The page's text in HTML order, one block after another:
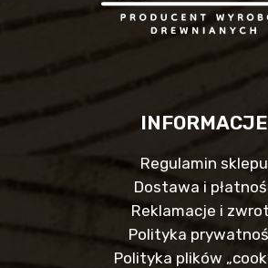
INFORMACJE
Regulamin sklepu
Dostawa i
Reklamacje i
Polityka
Polityka plików